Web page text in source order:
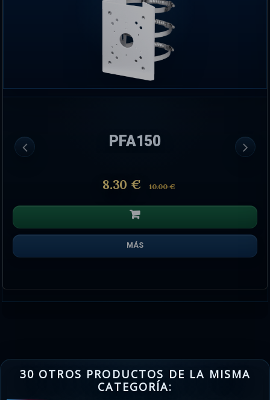
PFA150
8.30 € 10.00 €
MÁS
30 OTROS PRODUCTOS DE LA MISMA
CATEGORÍA: